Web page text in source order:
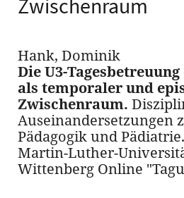
Zwischenraum
Hank, Dominik
Die U3-
als temporaler und
Zwischenraum.
Auseinandersetzungen
Pädagogik und Pädiatrie.
Martin-Luther-
Wittenberg Online